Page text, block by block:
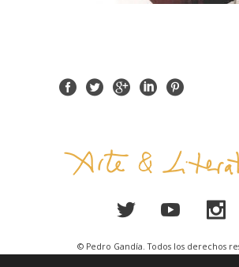
© Pedro Gandía. Todos los derechos